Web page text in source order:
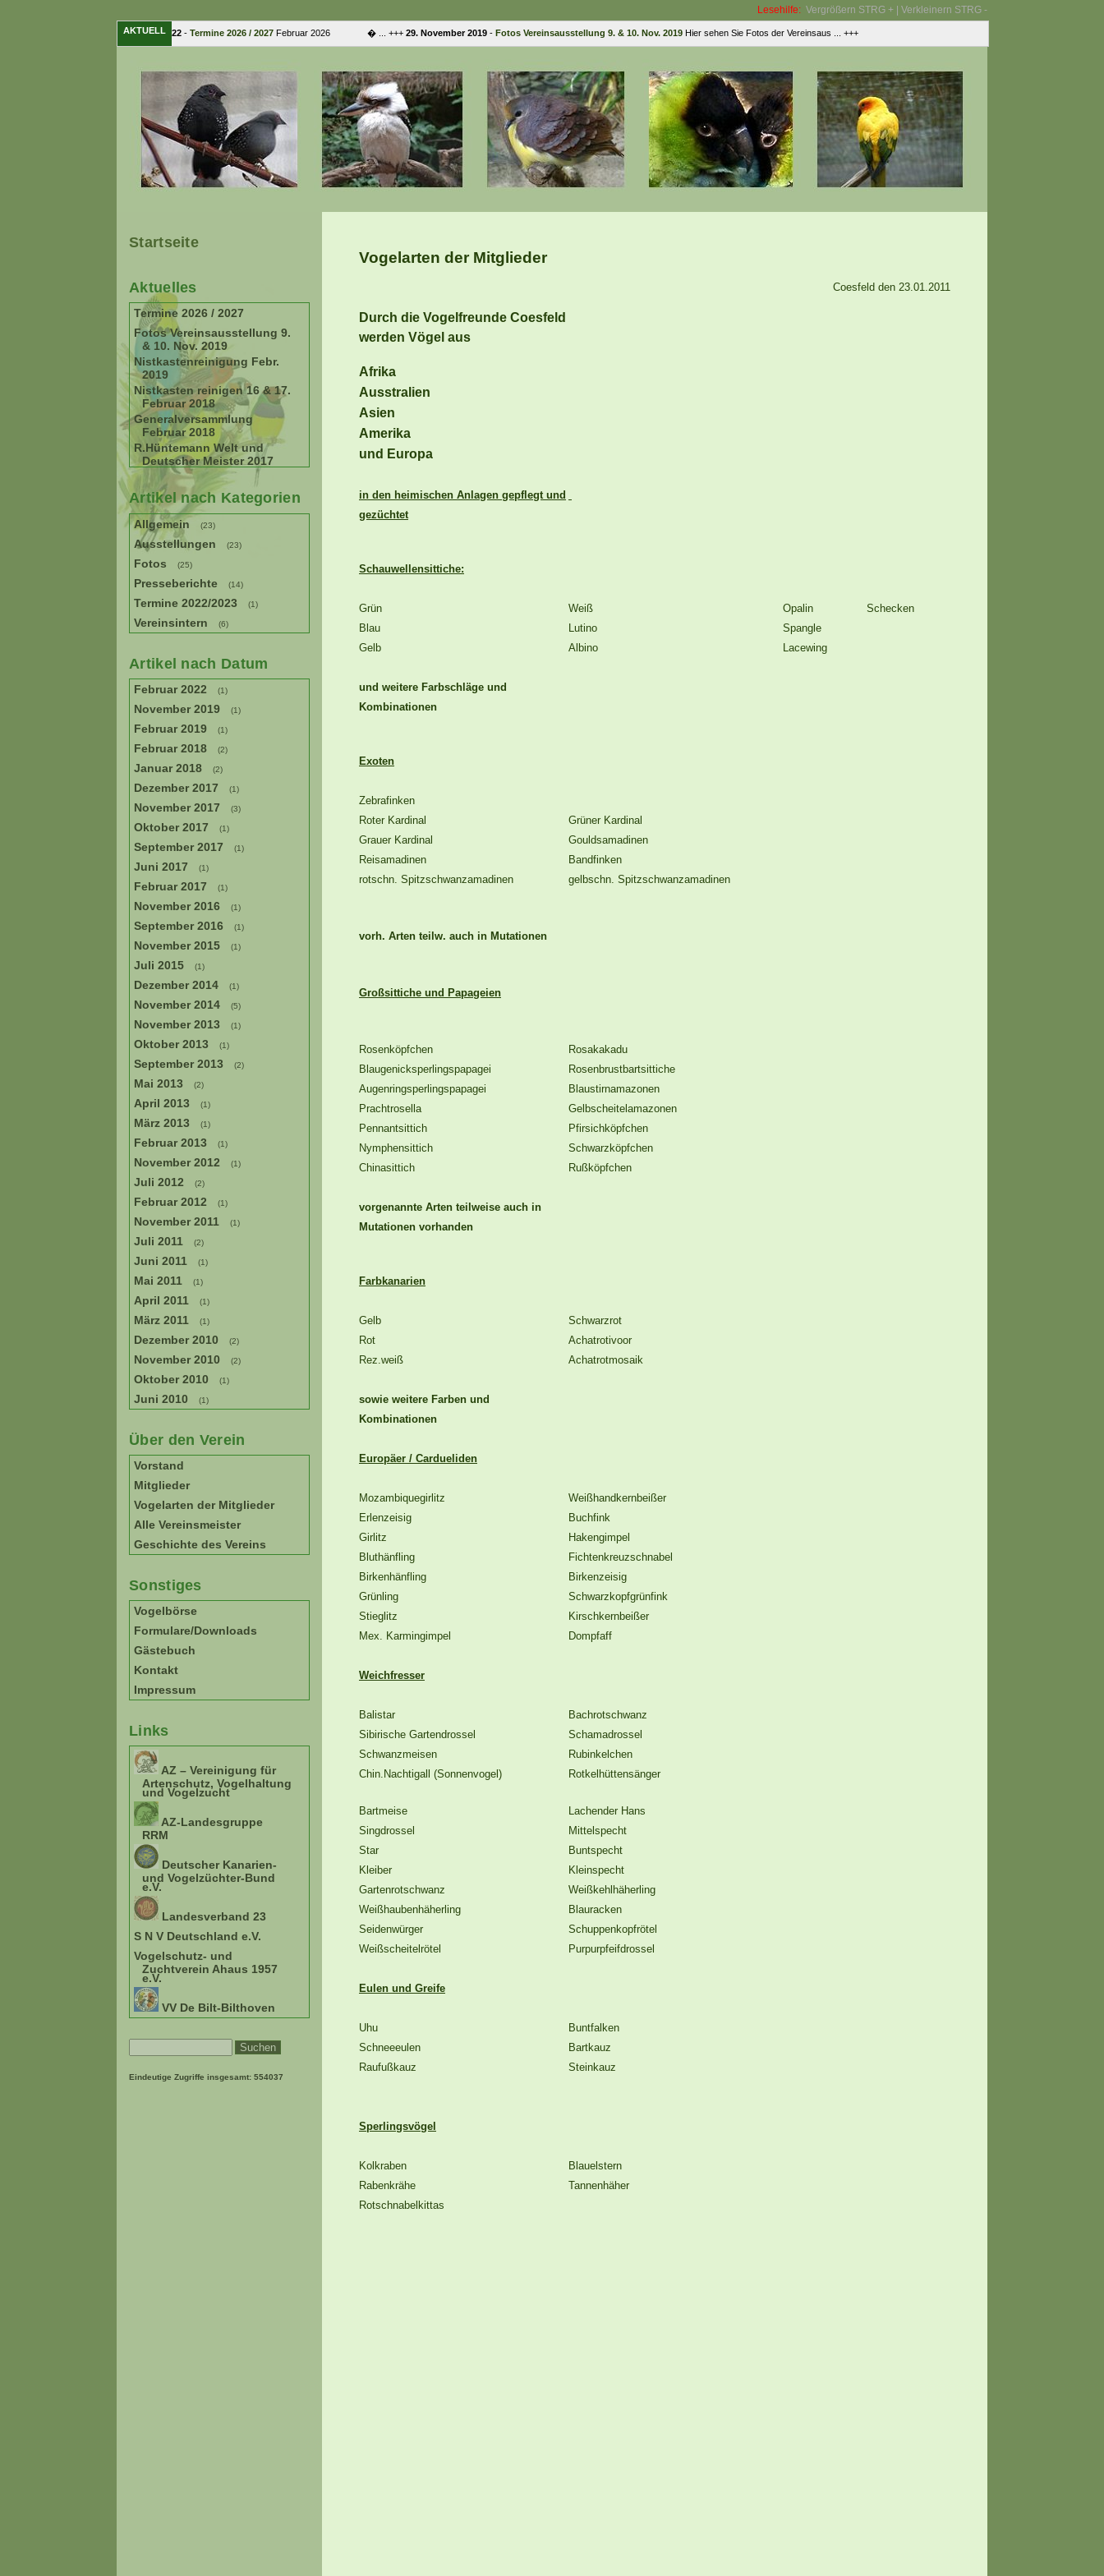
Lesehilfe: Vergrößern STRG + | Verkleinern STRG -
AKTUELL
15. Februar 2022 -Termine 2026 / 2027Februar 2026 � ... +++29. November 2019-Fotos Vereinsausstellung 9. & 10. Nov. 2019Hier sehen Sie Fotos der Vereinsaus ... +++
Startseite
Aktuelles
Termine 2026 / 2027
Fotos Vereinsausstellung 9.
& 10. Nov. 2019
Nistkastenreinigung Febr.
2019
Nistkasten reinigen 16 & 17.
Februar 2018
Generalversammlung
Februar 2018
R.Hüntemann Welt und
Deutscher Meister 2017
Artikel nach Kategorien
Allgemein (23)
Ausstellungen (23)
Fotos (25)
Presseberichte (14)
Termine 2022/2023 (1)
Vereinsintern (6)
Artikel nach Datum
Februar 2022 (1)
November 2019 (1)
Februar 2019 (1)
Februar 2018 (2)
Januar 2018 (2)
Dezember 2017 (1)
November 2017 (3)
Oktober 2017 (1)
September 2017 (1)
Juni 2017 (1)
Februar 2017 (1)
November 2016 (1)
September 2016 (1)
November 2015 (1)
Juli 2015 (1)
Dezember 2014 (1)
November 2014 (5)
November 2013 (1)
Oktober 2013 (1)
September 2013 (2)
Mai 2013 (2)
April 2013 (1)
März 2013 (1)
Februar 2013 (1)
November 2012 (1)
Juli 2012 (2)
Februar 2012 (1)
November 2011 (1)
Juli 2011 (2)
Juni 2011 (1)
Mai 2011 (1)
April 2011 (1)
März 2011 (1)
Dezember 2010 (2)
November 2010 (2)
Oktober 2010 (1)
Juni 2010 (1)
Über den Verein
Vorstand
Mitglieder
Vogelarten der Mitglieder
Alle Vereinsmeister
Geschichte des Vereins
Sonstiges
Vogelbörse
Formulare/Downloads
Gästebuch
Kontakt
Impressum
Links
AZ – Vereinigung für
Artenschutz, Vogelhaltung
und Vogelzucht
AZ-Landesgruppe
RRM
Deutscher Kanarien-
und Vogelzüchter-Bund
e.V.
Landesverband 23
S N V Deutschland e.V.
Vogelschutz- und
Zuchtverein Ahaus 1957
e.V.
VV De Bilt-Bilthoven
Eindeutige Zugriffe insgesamt: 554037
Vogelarten der Mitglieder
Coesfeld den 23.01.2011
Durch die Vogelfreunde Coesfeld
werden Vögel aus
Afrika
Ausstralien
Asien
Amerika
und Europa
in den heimischen Anlagen gepflegt und
gezüchtet
Schauwellensittiche:
Grün Weiß Opalin
Schecken
Blau
Lutino
Spangle
Gelb
Albino Lacewing
und weitere Farbschläge und
Kombinationen
Exoten
Zebrafinken
Roter Kardinal
Grüner Kardinal
Grauer Kardinal
Gouldsamadinen
Reisamadinen
Bandfinken
rotschn. Spitzschwanzamadinen
gelbschn. Spitzschwanzamadinen
vorh. Arten teilw. auch in Mutationen
Großsittiche und Papageien
Rosenköpfchen
Rosakakadu
Blaugenicksperlingspapagei
Rosenbrustbartsittiche
Augenringsperlingspapagei
Blaustirnamazonen
Prachtrosella
Gelbscheitelamazonen
Pennantsittich
Pfirsichköpfchen
Nymphensittich
Schwarzköpfchen
Chinasittich
Rußköpfchen
vorgenannte Arten teilweise auch in
Mutationen vorhanden
Farbkanarien
Gelb
Schwarzrot
Rot
Achatrotivoor
Rez.weiß
Achatrotmosaik
sowie weitere Farben und
Kombinationen
Europäer / Cardueliden
Mozambiquegirlitz
Weißhandkernbeißer
Erlenzeisig
Buchfink
Girlitz
Hakengimpel
Bluthänfling
Fichtenkreuzschnabel
Birkenhänfling
Birkenzeisig
Grünling
Schwarzkopfgrünfink
Stieglitz
Kirschkernbeißer
Mex. Karmingimpel
Dompfaff
Weichfresser
Balistar
Bachrotschwanz
Sibirische Gartendrossel
Schamadrossel
Schwanzmeisen
Rubinkelchen
Chin.Nachtigall (Sonnenvogel)
Rotkelhüttensänger
Bartmeise
Lachender Hans
Singdrossel
Mittelspecht
Star
Buntspecht
Kleiber
Kleinspecht
Gartenrotschwanz
Weißkehlhäherling
Weißhaubenhäherling
Blauracken
Seidenwürger
Schuppenkopfrötel
Weißscheitelrötel
Purpurpfeifdrossel
Eulen und Greife
Uhu
Buntfalken
Schneeeulen
Bartkauz
Raufußkauz
Steinkauz
Sperlingsvögel
Kolkraben
Blauelstern
Rabenkrähe
Tannenhäher
Rotschnabelkittas